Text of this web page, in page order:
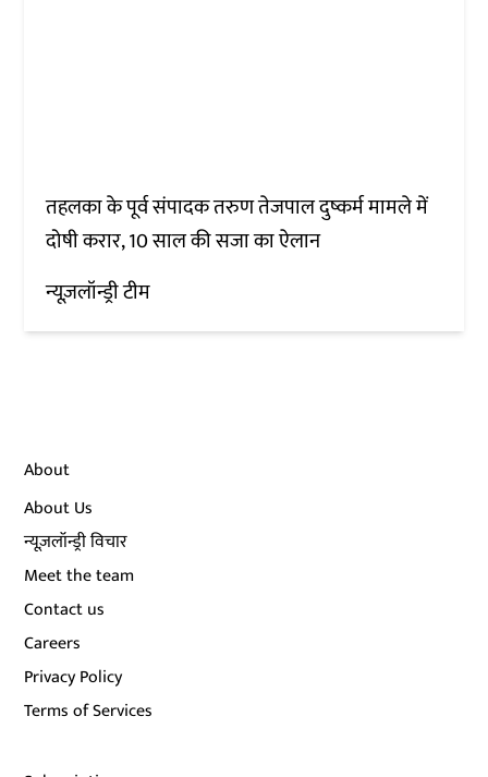
तहलका के पूर्व संपादक तरुण तेजपाल दुष्कर्म मामले में
दोषी करार, 10 साल की सजा का ऐलान
न्यूज़लॉन्ड्री टीम
About
About Us
न्यूज़लॉन्ड्री विचार
Meet the team
Contact us
Careers
Privacy Policy
Terms of Services